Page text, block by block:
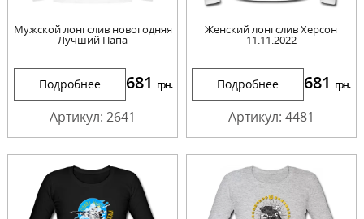
Мужской лонгслив новогодняя
Лучший Папа
Подробнее 681 грн.
Артикул: 2641
Женский лонгслив Херсон
11.11.2022
Подробнее 681 грн.
Артикул: 4481